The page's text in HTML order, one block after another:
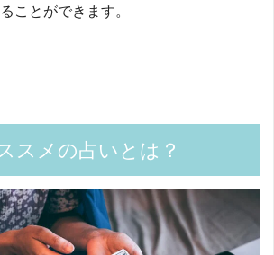
ことができます。
スメの占いとは？